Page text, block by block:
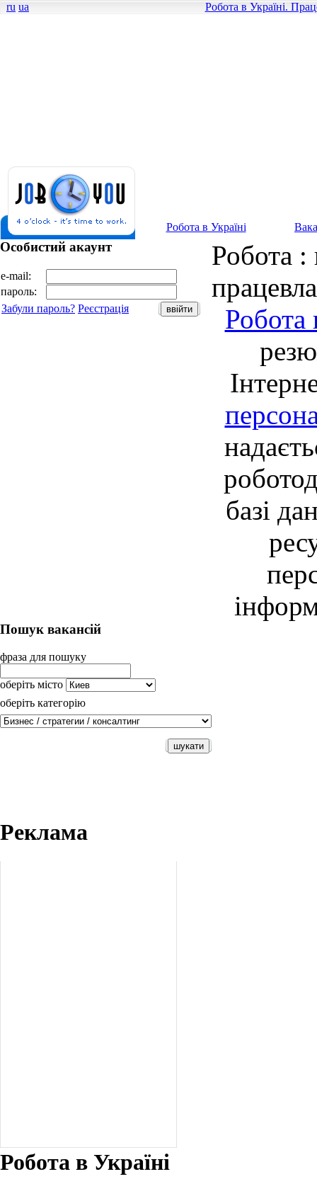
ru ua Робота в Україні.
Робота в Україні
Особистий акаунт
e-mail:
пароль:
Забули пароль? Реєстрація
Робота :
Робота
базі
Пошук вакансій
фраза для пошуку
оберіть місто
оберіть категорію
Реклама
Робота в Україні